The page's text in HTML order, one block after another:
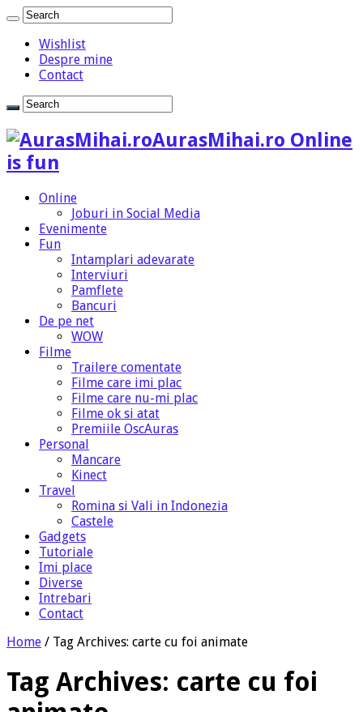
Wishlist
Despre mine
Contact
AurasMihai.ro Online
is fun
Online
Joburi in Social Media
Evenimente
Fun
Intamplari adevarate
Interviuri
Pamflete
Bancuri
De pe net
WOW
Filme
Trailere comentate
Filme care imi plac
Filme care nu-mi plac
Filme ok si atat
Premiile OscAuras
Personal
Mancare
Kinect
Travel
Romina si Vali in Indonezia
Castele
Gadgets
Tutoriale
Imi place
Diverse
Intrebari
Contact
Home / Tag Archives: carte cu foi animate
Tag Archives: carte cu foi